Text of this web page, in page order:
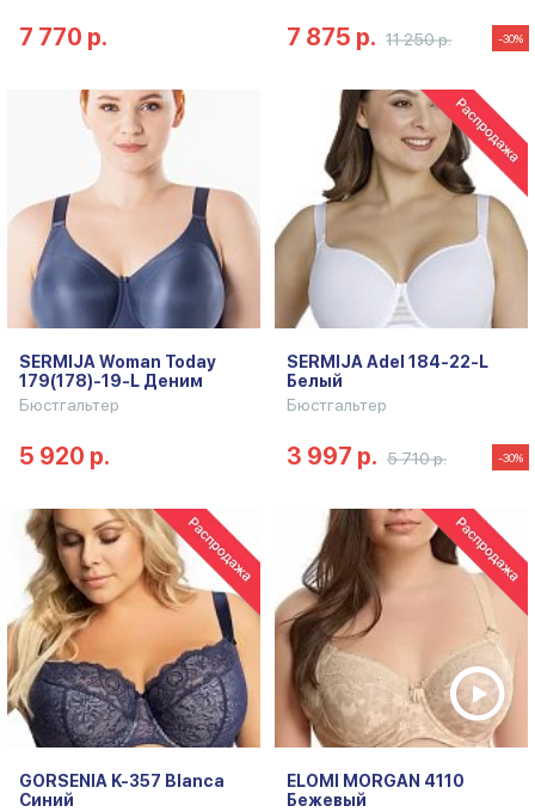
7 770 р. 7 875 р. 11 250 р. -30%
SERMIJA Woman Today
179(178)-19-L Деним
Бюстгальтер
5 920 р.
SERMIJA Adel 184-22-L
Белый
Бюстгальтер
3 997 р. 5 710 р. -30%
GORSENIA K-357 Blanca
Синий
ELOMI MORGAN 4110
Бежевый